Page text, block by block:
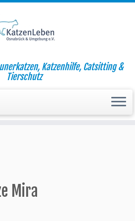
Katzenhilfe, Catsitting &
Tierschutz
Katze Mira
Mira